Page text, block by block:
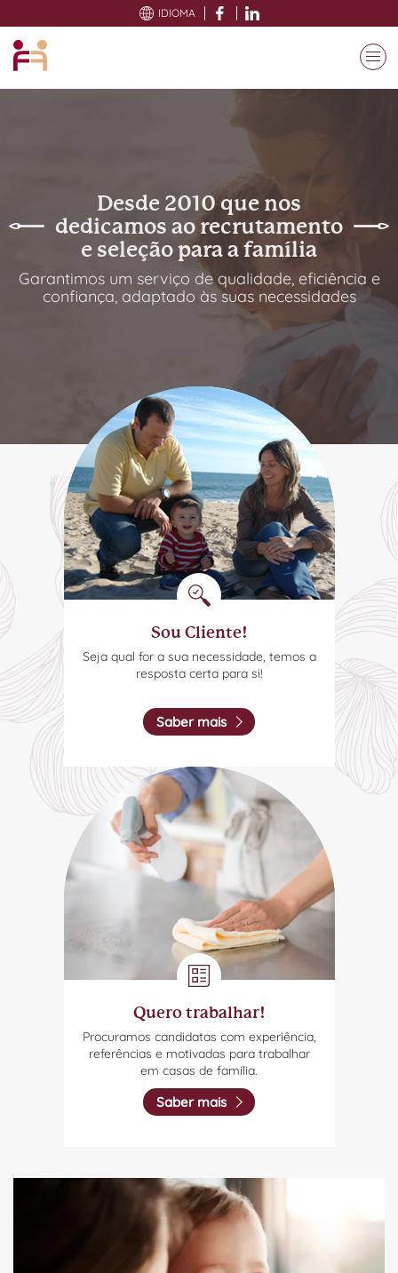
IDIOMA
CONTACTOS
Desde 2010 que nos
dedicamos ao recrutamento
e seleção para a família
Garantimos um serviço de qualidade, eficiência e
confiança, adaptado às suas necessidades
Sou Cliente!
Seja qual for a sua necessidade, temos a
resposta certa para si!
Saber mais
Quero trabalhar!
Procuramos candidatas com experiência,
referências e motivadas para trabalhar
em casas de família.
Saber mais